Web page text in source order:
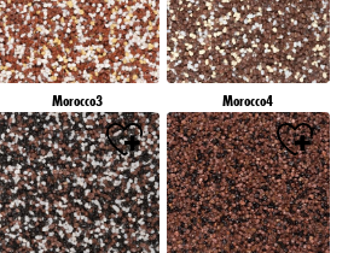
Morocco3 Morocco4